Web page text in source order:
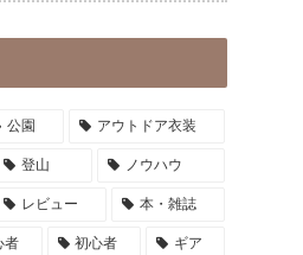
公園 アウトドア衣装
登山 ノウハウ
レビュー 本・雑誌
者 初心者 ギア